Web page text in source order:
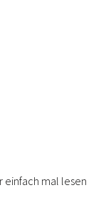
einfach mal lesen